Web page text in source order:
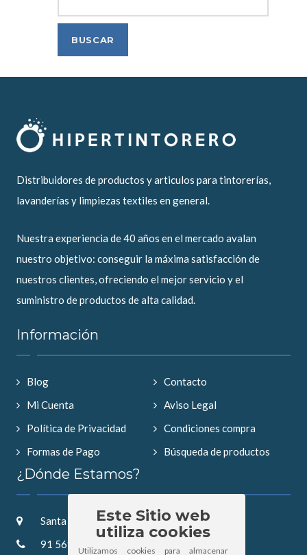
Distribuidores de productos y articulos para tintorerías,
lavanderías y limpiezas textiles en general.
Nuestra experiencia de 40 años en el mercado avalan
nuestro objetivo: conseguir la máxima satisfacción de
nuestros clientes, ofreciendo el mejor servicio y el
suministro de productos de alta calidad.
Información
Blog
Contacto
Mi Cuenta
Aviso Legal
Política de Privacidad
Condiciones compra
Formas de Pago
Búsqueda de productos
¿Dónde Estamos?
Santa Saturnina 2, 28019 Madrid
91 569 52 57
Este Sitio web
utiliza cookies
Utilizamos cookies para almacenar